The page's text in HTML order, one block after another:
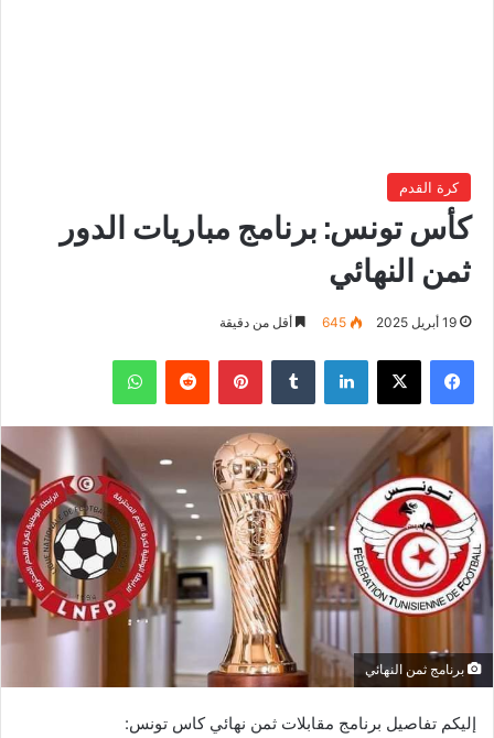
كرة القدم
كأس تونس: برنامج مباريات الدور
ثمن النهائي
19 أبريل 2025 645 أقل من دقيقة
فيسبوك ‫X لينكدإن بينتيريست واتساب
برنامج ثمن النهائي
إليكم تفاصيل برنامج مقابلات ثمن نهائي كاس تونس: